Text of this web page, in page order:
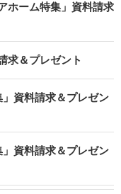
ホーム特集」資料請求
求＆プレゼント
資料請求＆プレゼン
資料請求＆プレゼン